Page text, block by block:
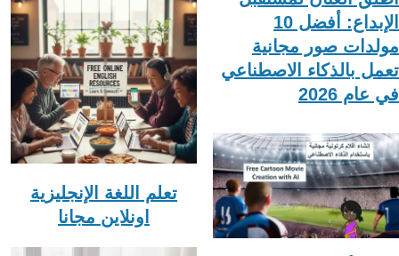
الإبداع: أفضل 10
مولدات صور مجانية
تعمل بالذكاء الاصطناعي
في عام 2026
تعلم اللغة الإنجليزية
اونلاين مجانا